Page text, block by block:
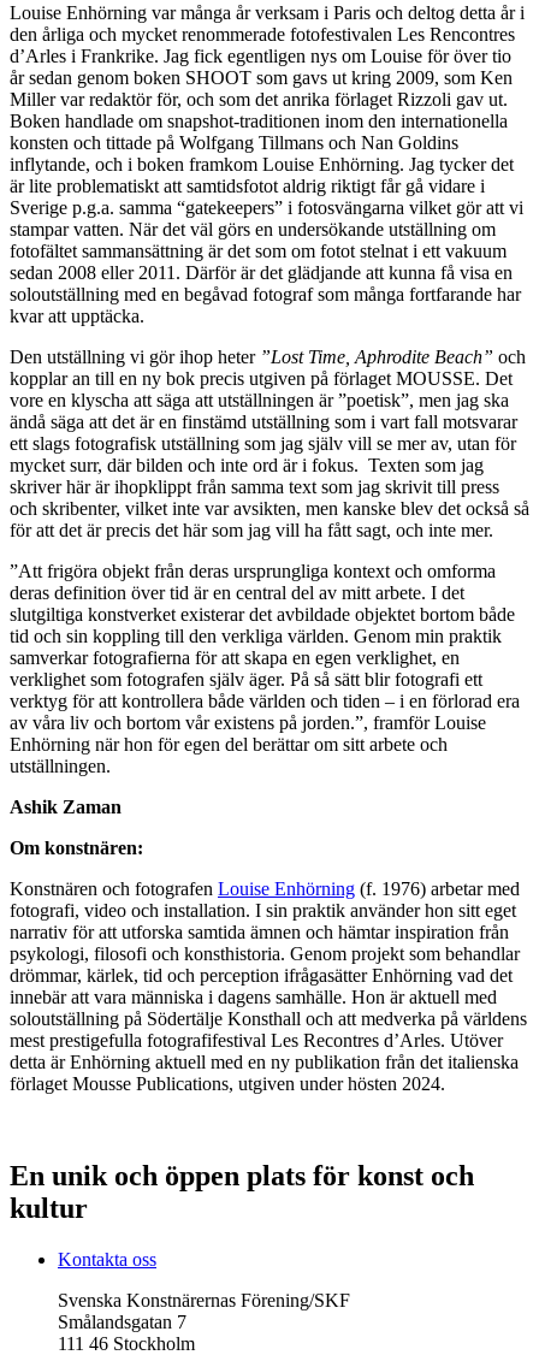
Louise Enhörning var många år verksam i Paris och deltog detta år i
den årliga och mycket renommerade fotofestivalen Les Rencontres
d’Arles i Frankrike. Jag fick egentligen nys om Louise för över tio
år sedan genom boken SHOOT som gavs ut kring 2009, som Ken
Miller var redaktör för, och som det anrika förlaget Rizzoli gav ut.
Boken handlade om snapshot-traditionen inom den internationella
konsten och tittade på Wolfgang Tillmans och Nan Goldins
inflytande, och i boken framkom Louise Enhörning. Jag tycker det
är lite problematiskt att samtidsfotot aldrig riktigt får gå vidare i
Sverige p.g.a. samma “gatekeepers” i fotosvängarna vilket gör att vi
stampar vatten. När det väl görs en undersökande utställning om
fotofältet sammansättning är det som om fotot stelnat i ett vakuum
sedan 2008 eller 2011. Därför är det glädjande att kunna få visa en
soloutställning med en begåvad fotograf som många fortfarande har
kvar att upptäcka.
Den utställning vi gör ihop heter ”Lost Time, Aphrodite Beach” och
kopplar an till en ny bok precis utgiven på förlaget MOUSSE. Det
vore en klyscha att säga att utställningen är ”poetisk”, men jag ska
ändå säga att det är en finstämd utställning som i vart fall motsvarar
ett slags fotografisk utställning som jag själv vill se mer av, utan för
mycket surr, där bilden och inte ord är i fokus. Texten som jag
skriver här är ihopklippt från samma text som jag skrivit till press
och skribenter, vilket inte var avsikten, men kanske blev det också så
för att det är precis det här som jag vill ha fått sagt, och inte mer.
”Att frigöra objekt från deras ursprungliga kontext och omforma
deras definition över tid är en central del av mitt arbete. I det
slutgiltiga konstverket existerar det avbildade objektet bortom både
tid och sin koppling till den verkliga världen. Genom min praktik
samverkar fotografierna för att skapa en egen verklighet, en
verklighet som fotografen själv äger. På så sätt blir fotografi ett
verktyg för att kontrollera både världen och tiden – i en förlorad era
av våra liv och bortom vår existens på jorden.”, framför Louise
Enhörning när hon för egen del berättar om sitt arbete och
utställningen.
Ashik Zaman
Om konstnären:
Konstnären och fotografen Louise Enhörning (f. 1976) arbetar med
fotografi, video och installation. I sin praktik använder hon sitt eget
narrativ för att utforska samtida ämnen och hämtar inspiration från
psykologi, filosofi och konsthistoria. Genom projekt som behandlar
drömmar, kärlek, tid och perception ifrågasätter Enhörning vad det
innebär att vara människa i dagens samhälle. Hon är aktuell med
soloutställning på Södertälje Konsthall och att medverka på världens
mest prestigefulla fotografifestival Les Recontres d’Arles. Utöver
detta är Enhörning aktuell med en ny publikation från det italienska
förlaget Mousse Publications, utgiven under hösten 2024.
En unik och öppen plats för konst och
kultur
Kontakta oss
Svenska Konstnärernas Förening/SKF
Smålandsgatan 7
111 46 Stockholm